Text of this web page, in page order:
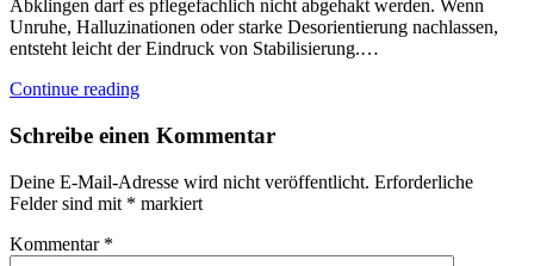
Abklingen darf es pflegefachlich nicht abgehakt werden. Wenn
Unruhe, Halluzinationen oder starke Desorientierung nachlassen,
entsteht leicht der Eindruck von Stabilisierung.…
Continue reading
Schreibe einen Kommentar
Deine E-Mail-Adresse wird nicht veröffentlicht. Erforderliche
Felder sind mit * markiert
Kommentar *